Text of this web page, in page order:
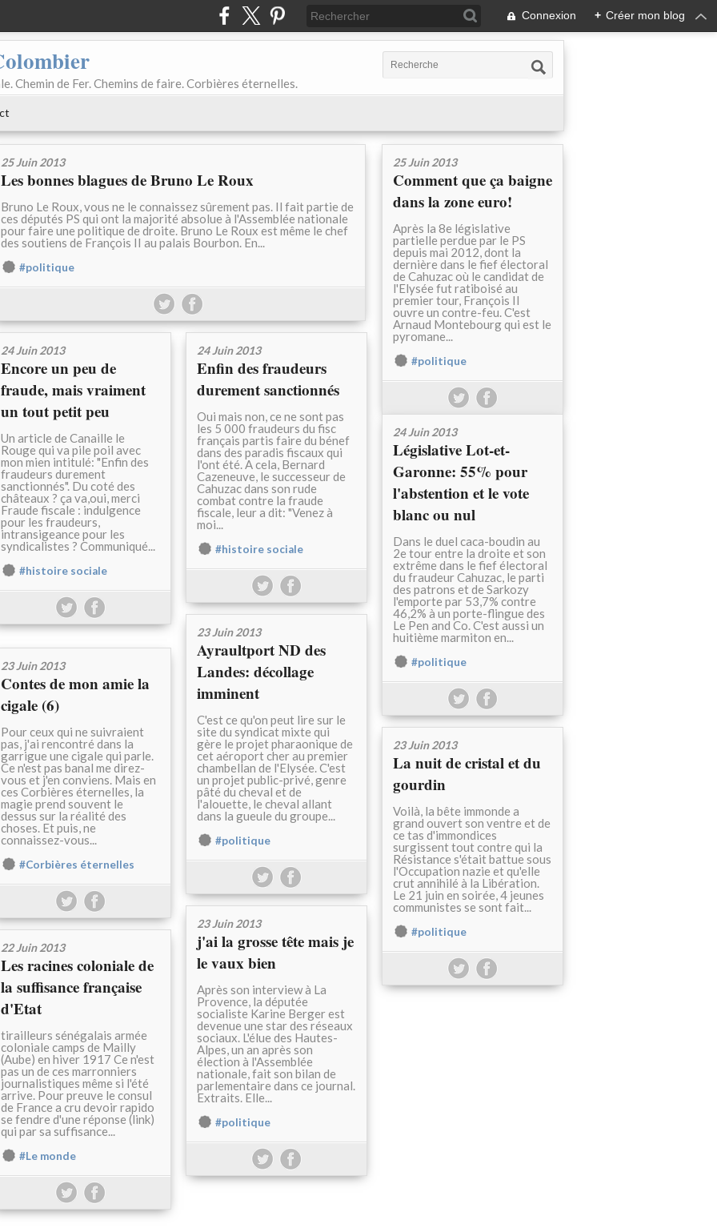
Connexion + Créer mon blog
Chemin de Fer. Chemins de faire. Corbières éternelles.
25 Juin 2013
Les bonnes blagues de Bruno Le Roux
Bruno Le Roux, vous ne le connaissez sûrement pas. Il fait partie de
ces députés PS qui ont la majorité absolue à l'Assemblée nationale
pour faire une politique de droite. Bruno Le Roux est même le chef
des soutiens de François II au palais Bourbon. En...
#politique
25 Juin 2013
Comment que ça baigne
dans la zone euro!
Après la 8e législative
partielle perdue par le PS
depuis mai 2012, dont la
dernière dans le fief électoral
de Cahuzac où le candidat de
l'Elysée fut ratiboisé au
premier tour, François II
ouvre un contre-feu. C'est
Arnaud Montebourg qui est le
pyromane...
#politique
24 Juin 2013
Encore un peu de
fraude, mais vraiment
un tout petit peu
Un article de Canaille le
Rouge qui va pile poil avec
mon mien intitulé: "Enfin des
fraudeurs durement
sanctionnés". Du coté des
châteaux ? ça va,oui, merci
Fraude fiscale : indulgence
pour les fraudeurs,
intransigeance pour les
syndicalistes ? Communiqué...
#histoire sociale
24 Juin 2013
Enfin des fraudeurs
durement sanctionnés
Oui mais non, ce ne sont pas
les 5 000 fraudeurs du fisc
français partis faire du bénef
dans des paradis fiscaux qui
l'ont été. A cela, Bernard
Cazeneuve, le successeur de
Cahuzac dans son rude
combat contre la fraude
fiscale, leur a dit: "Venez à
moi...
#histoire sociale
24 Juin 2013
Législative Lot-et-
Garonne: 55% pour
l'abstention et le vote
blanc ou nul
Dans le duel caca-boudin au
2e tour entre la droite et son
extrême dans le fief électoral
du fraudeur Cahuzac, le parti
des patrons et de Sarkozy
l'emporte par 53,7% contre
46,2% à un porte-flingue des
Le Pen and Co. C'est aussi un
huitième marmiton en...
#politique
23 Juin 2013
Ayraultport ND des
Landes: décollage
imminent
C'est ce qu'on peut lire sur le
site du syndicat mixte qui
gère le projet pharaonique de
cet aéroport cher au premier
chambellan de l'Elysée. C'est
un projet public-privé, genre
pâté du cheval et de
l'alouette, le cheval allant
dans la gueule du groupe...
#politique
23 Juin 2013
Contes de mon amie la
cigale (6)
Pour ceux qui ne suivraient
pas, j'ai rencontré dans la
garrigue une cigale qui parle.
Ce n'est pas banal me direz-
vous et j'en conviens. Mais en
ces Corbières éternelles, la
magie prend souvent le
dessus sur la réalité des
choses. Et puis, ne
connaissez-vous...
#Corbières éternelles
23 Juin 2013
La nuit de cristal et du
gourdin
Voilà, la bête immonde a
grand ouvert son ventre et de
ce tas d'immondices
surgissent tout contre qui la
Résistance s'était battue sous
l'Occupation nazie et qu'elle
crut annihilé à la Libération.
Le 21 juin en soirée, 4 jeunes
communistes se sont fait...
#politique
23 Juin 2013
j'ai la grosse tête mais je
le vaux bien
Après son interview à La
Provence, la députée
socialiste Karine Berger est
devenue une star des réseaux
sociaux. L'élue des Hautes-
Alpes, un an après son
élection à l'Assemblée
nationale, fait son bilan de
parlementaire dans ce journal.
Extraits. Elle...
#politique
22 Juin 2013
Les racines coloniale de
la suffisance française
d'Etat
tirailleurs sénégalais armée
coloniale camps de Mailly
(Aube) en hiver 1917 Ce n'est
pas un de ces marronniers
journalistiques même si l'été
arrive. Pour preuve le consul
de France a cru devoir rapido
se fendre d'une réponse (link)
qui par sa suffisance...
#Le monde